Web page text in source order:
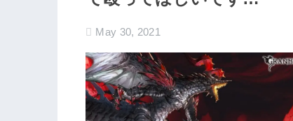
May 30, 2021